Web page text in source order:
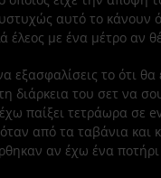
αυτό το κάνουν
έλεος με ένα μέτρο αν
εξασφαλίσεις το ότι θα
διάρκεια του σετ να
έχω παίξει τετράωρα σε
από τα ταβάνια και
αν έχω ένα